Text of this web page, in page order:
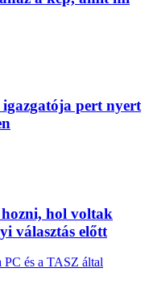
pert nyert
hol voltak
választás előtt
és a TASZ által